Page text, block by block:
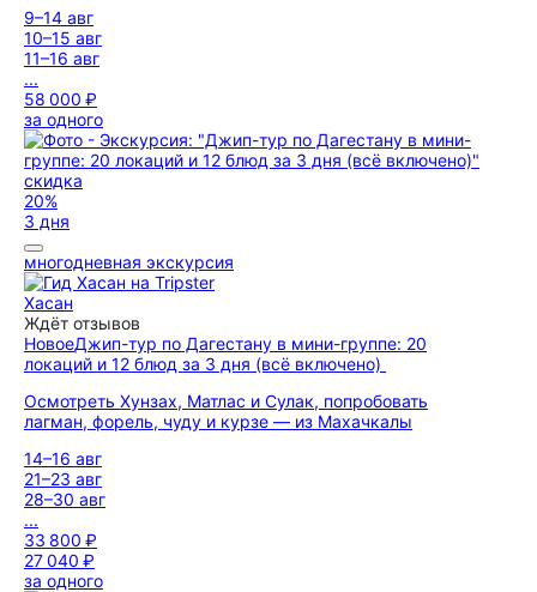
9–14 авг
10–15 авг
11–16 авг
...
58 000 ₽
за одного
скидка
20%
3 дня
многодневная экскурсия
Хасан
Ждёт отзывов
НовоеДжип-тур по Дагестану в мини-группе: 20
локаций и 12 блюд за 3 дня (всё включено)
Осмотреть Хунзах, Матлас и Сулак, попробовать
лагман, форель, чуду и курзе — из Махачкалы
14–16 авг
21–23 авг
28–30 авг
...
33 800 ₽
27 040 ₽
за одного